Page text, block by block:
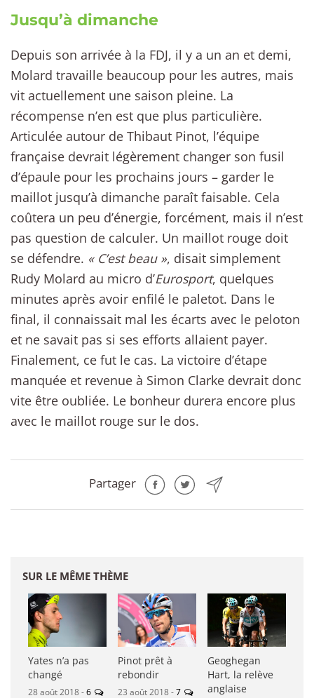
Jusqu’à dimanche
Depuis son arrivée à la FDJ, il y a un an et demi,
Molard travaille beaucoup pour les autres, mais
vit actuellement une saison pleine. La
récompense n’en est que plus particulière.
Articulée autour de Thibaut Pinot, l’équipe
française devrait légèrement changer son fusil
d’épaule pour les prochains jours – garder le
maillot jusqu’à dimanche paraît faisable. Cela
coûtera un peu d’énergie, forcément, mais il n’est
pas question de calculer. Un maillot rouge doit
se défendre. « C’est beau », disait simplement
Rudy Molard au micro d’Eurosport, quelques
minutes après avoir enfilé le paletot. Dans le
final, il connaissait mal les écarts avec le peloton
et ne savait pas si ses efforts allaient payer.
Finalement, ce fut le cas. La victoire d’étape
manquée et revenue à Simon Clarke devrait donc
vite être oubliée. Le bonheur durera encore plus
avec le maillot rouge sur le dos.
Partager
SUR LE MÊME THÈME
Yates n’a pas
changé
28 août 2018 -6
Pinot prêt à
rebondir
23 août 2018 -7
Geoghegan
Hart, la relève
anglaise